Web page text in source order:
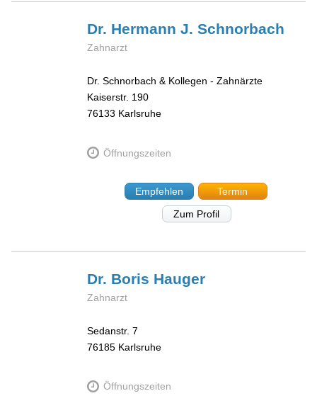
Dr. Hermann J.Schnorbach
Zahnarzt
Dr. Schnorbach & Kollegen - Zahnärzte
Kaiserstr. 190
76133 Karlsruhe
Öffnungszeiten
Empfehlen
Termin
Zum Profil
Dr. Boris Hauger
Zahnarzt
Sedanstr. 7
76185 Karlsruhe
Öffnungszeiten